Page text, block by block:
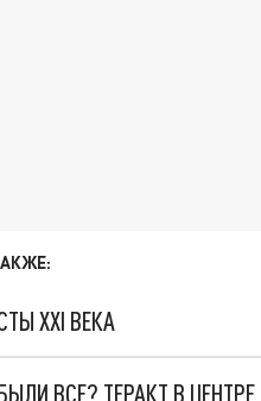
XXI ВЕКА
ВСЕ? ТЕРАКТ В